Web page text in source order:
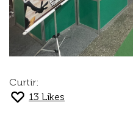
Curtir:
13 Likes